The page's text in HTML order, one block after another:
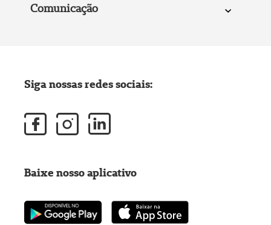
Comunicação
Siga nossas redes sociais:
Baixe nosso aplicativo